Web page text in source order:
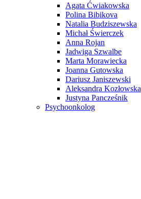
Agata Ćwiakowska
Polina Bibikova
Natalia Budziszewska
Michał Świerczek
Anna Rojan
Jadwiga Szwalbe
Marta Morawiecka
Joanna Gutowska
Dariusz Janiszewski
Aleksandra Kozłowska
Justyna Pancześnik
Psychoonkolog